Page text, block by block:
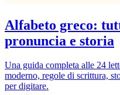
Alfabeto greco:
pronuncia e storia
Una guida completa alle 24
moderno, regole di scrittura,
per digitare.